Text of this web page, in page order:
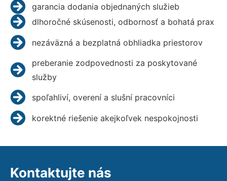
garancia dodania objednaných služieb
dlhoročné skúsenosti, odbornosť a bohatá prax
nezáväzná a bezplatná obhliadka priestorov
preberanie zodpovednosti za poskytované
služby
spoľahliví, overení a slušní pracovníci
korektné riešenie akejkoľvek nespokojnosti
Kontaktujte nás